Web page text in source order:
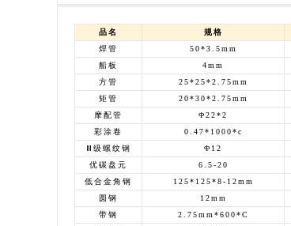
品名 规格
焊管
50*3.5mm
船板
4mm
方管
25*25*2.75mm
矩管
20*30*2.75mm
摩配管
Φ22*2
彩涂卷
0.47*1000*c
Ⅲ级螺纹钢
Φ12
优碳盘元
6.5-20
低合金角钢
125*125*8-12mm
圆钢
12mm
带钢
2.75mm*600*C